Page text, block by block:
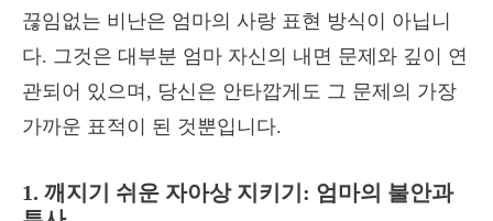
끊임없는 비난은 엄마의 사랑 표현 방식이 아닙니
다. 그것은 대부분 엄마 자신의 내면 문제와 깊이 연
관되어 있으며, 당신은 안타깝게도 그 문제의 가장
가까운 표적이 된 것뿐입니다.
1. 깨지기 쉬운 자아상 지키기: 엄마의 불안과